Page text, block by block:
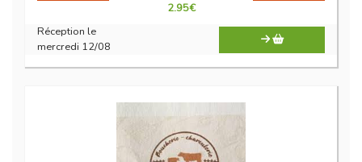
2.95€
Réception le
mercredi 12/08